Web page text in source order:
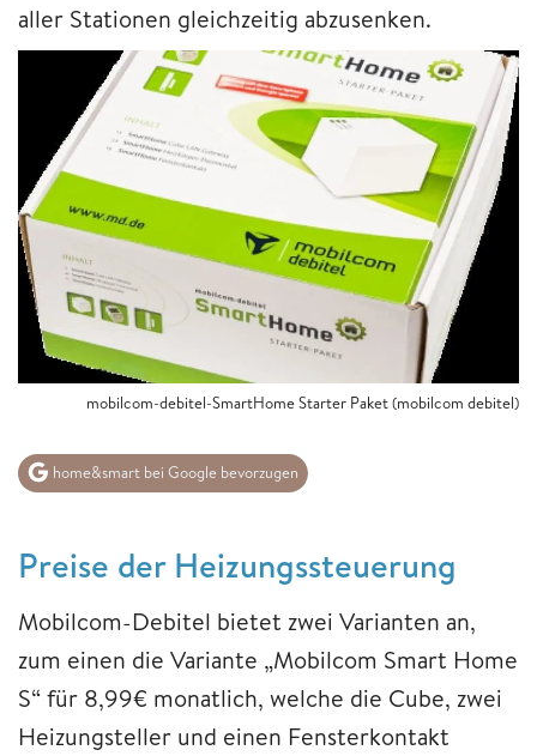
aller Stationen gleichzeitig abzusenken.
mobilcom-debitel-SmartHome Starter Paket (mobilcom debitel)
home&smart bei Google bevorzugen
Preise der Heizungssteuerung
Mobilcom-Debitel bietet zwei Varianten an,
zum einen die Variante „Mobilcom Smart Home
S“ für 8,99€ monatlich, welche die Cube, zwei
Heizungsteller und einen Fensterkontakt